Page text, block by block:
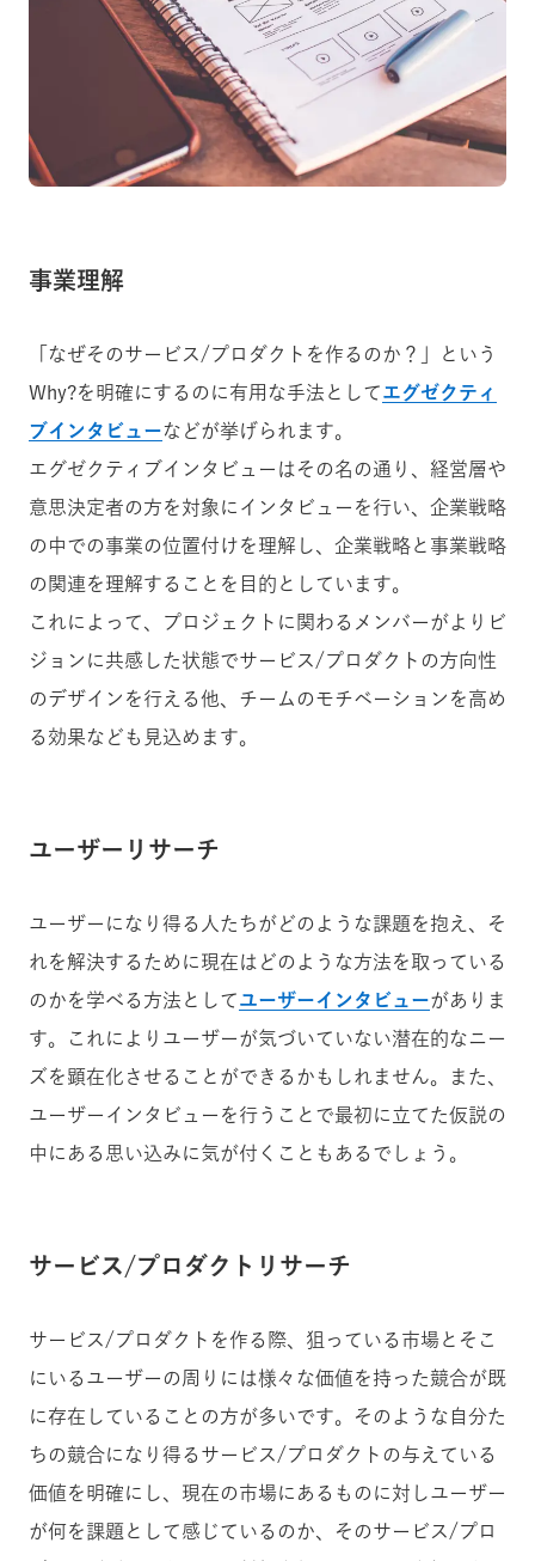
事業理解
「なぜそのサービス/プロダクトを作るのか？」という
Why?を明確にするのに有用な手法としてエグゼクティ
ブインタビューなどが挙げられます。
エグゼクティブインタビューはその名の通り、経営層や
意思決定者の方を対象にインタビューを行い、企業戦略
の中での事業の位置付けを理解し、企業戦略と事業戦略
の関連を理解することを目的としています。
これによって、プロジェクトに関わるメンバーがよりビ
ジョンに共感した状態でサービス/プロダクトの方向性
のデザインを行える他、チームのモチベーションを高め
る効果なども見込めます。
ユーザーリサーチ
ユーザーになり得る人たちがどのような課題を抱え、そ
れを解決するために現在はどのような方法を取っている
のかを学べる方法としてユーザーインタビューがありま
す。これによりユーザーが気づいていない潜在的なニー
ズを顕在化させることができるかもしれません。また、
ユーザーインタビューを行うことで最初に立てた仮説の
中にある思い込みに気が付くこともあるでしょう。
サービス/プロダクトリサーチ
サービス/プロダクトを作る際、狙っている市場とそこ
にいるユーザーの周りには様々な価値を持った競合が既
に存在していることの方が多いです。そのような自分た
ちの競合になり得るサービス/プロダクトの与えている
価値を明確にし、現在の市場にあるものに対しユーザー
が何を課題として感じているのか、そのサービス/プロ